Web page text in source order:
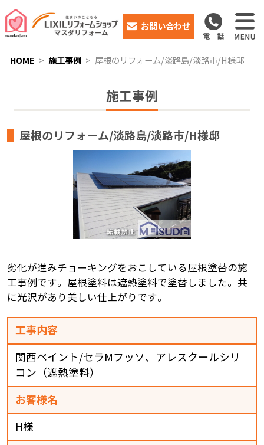
お問い合わせ
HOME 施工事例 屋根のリフォーム/淡路島/淡路市/H様邸
施工事例
屋根のリフォーム/淡路島/淡路市/H様邸
劣化が進みチョーキングをおこしている屋根塗替の施
工事例です。屋根塗料は遮熱塗料で塗替しました。共
に光沢があり美しい仕上がりです。
工事内容
関西ペイント/セラMフッソ、アレスクールシリ
コン（遮熱塗料）
お客様名
H様